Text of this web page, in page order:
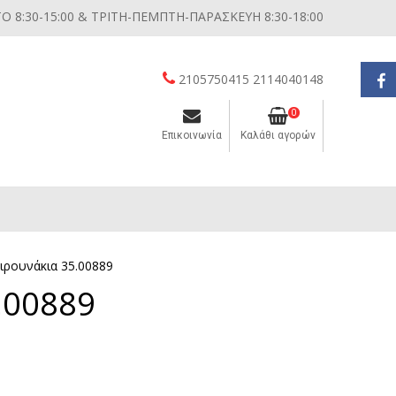
8:30-15:00 & ΤΡΙΤΗ-ΠΕΜΠΤΗ-ΠΑΡΑΣΚΕΥΗ 8:30-18:00
2105750415 2114040148
Επικοινωνία
0
Καλάθι αγορών
35.00889